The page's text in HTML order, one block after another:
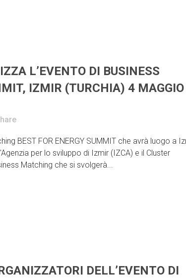
L’EVENTO DI BUSINESS
IZMIR (TURCHIA) 4 MAGGIO
BEST FOR ENERGY SUMMIT che avrà luogo a
per lo sviluppo di Izmir (IZCA) e il Cluster
Matching che si svolgerà...
DELL’EVENTO DI